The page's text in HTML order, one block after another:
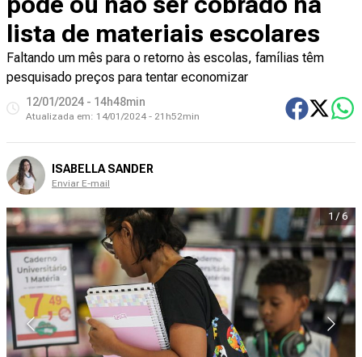
lista de materiais escolares
Faltando um mês para o retorno às escolas, famílias têm
pesquisado preços para tentar economizar
12/01/2024 - 14h48min
Atualizada em: 14/01/2024 - 21h52min
ISABELLA SANDER
Enviar E-mail
1 /6